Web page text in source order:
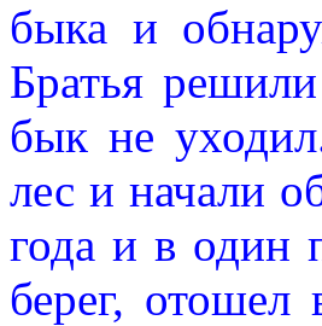
быка и
Братья
бык не
лес и начали
года и в один
берег, отошел